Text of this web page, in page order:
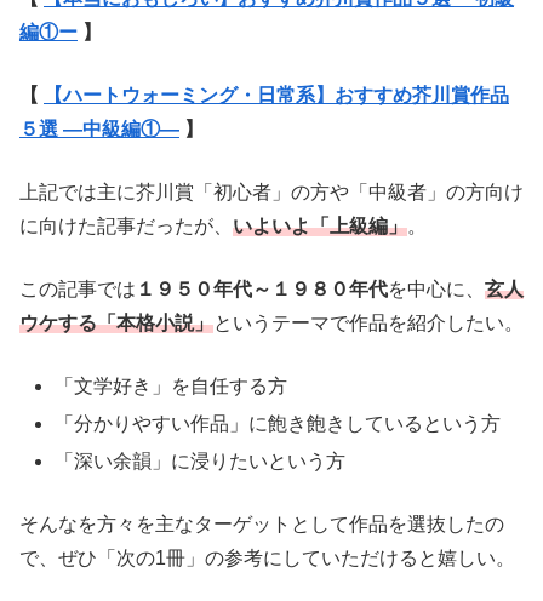
編①ー 】
【
【ハートウォーミング・日常系】おすすめ芥川賞作品
５選 ―中級編①― 】
上記では主に芥川賞「初心者」の方や「中級者」の方向け
に向けた記事だったが、 いよいよ「上級編」。
この記事では １９５０年代～１９８０年代を中心に、 玄人
ウケする「本格小説」というテーマで作品を紹介したい。
「文学好き」を自任する方
「分かりやすい作品」に飽き飽きしているという方
「深い余韻」に浸りたいという方
そんなを方々を主なターゲットとして作品を選抜したの
で、ぜひ「次の1冊」の参考にしていただけると嬉しい。